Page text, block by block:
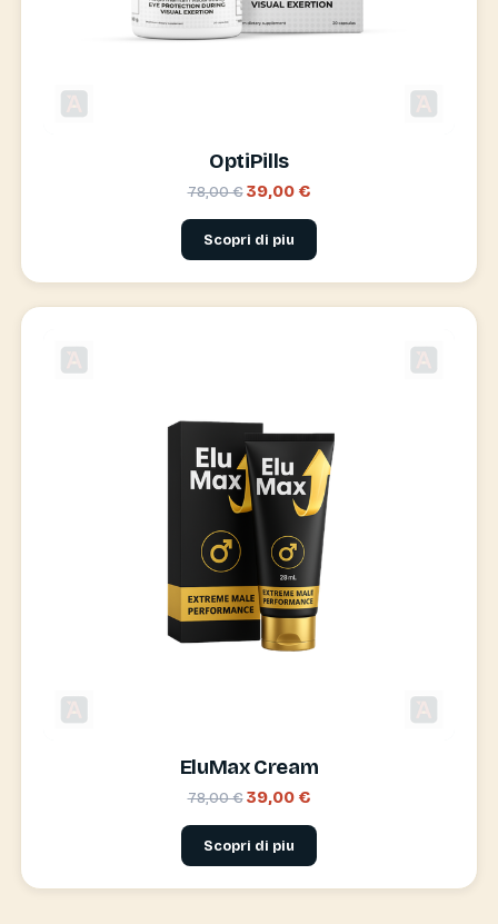
OptiPills
78,00 €39,00 €
Scopri di piu
EluMax Cream
78,00 €39,00 €
Scopri di piu